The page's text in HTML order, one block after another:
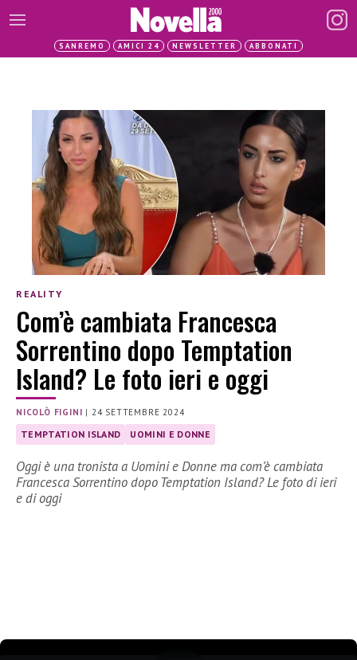
SANREMO AMICI 24 NEWSLETTER ABBONATI
REALITY
Com’è cambiata Francesca
Sorrentino dopo Temptation
Island? Le foto ieri e oggi
NICOLÒ FIGINI | 24 SETTEMBRE 2024
TEMPTATION ISLAND UOMINI E DONNE
Oggi è una tronista a Uomini e Donne ma com’è cambiata
Francesca Sorrentino dopo Temptation Island? Le foto di ieri
e di oggi